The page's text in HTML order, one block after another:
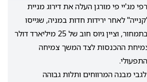
מג'יי פי מורגן העלה את דירוג מניית
לאחר ירידות חדות במניה, שגייסו
לדבריו את הסיכון בתמחור, וציין גיוס חוב של 25 מיליארד דולר
ההכנסות לצד המשך צמיחה
מבנה המרווחים ותלות גבוהה